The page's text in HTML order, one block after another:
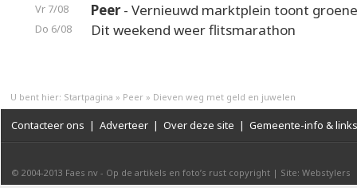
Vr 7/08 Peer- Vernieuwd marktplein toont
Do 6/08 Dit weekend weer flitsmarathon
U bent hier: Startpagina » Peer » Dieven weg met geld en juwelen
Contacteer ons | Adverteer | Over deze site | Gemeente-info & links
© 2004-2013 Faes nv - Op de artikels en foto’s rust copyright | Site: Webstylers